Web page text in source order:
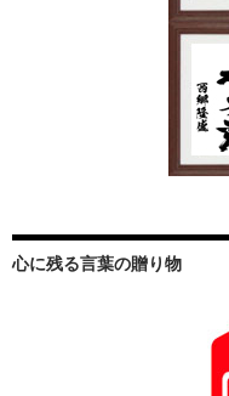
心に残る言葉の贈り物